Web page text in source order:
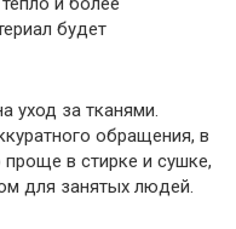
будет
уход за тканями.
обращения, в
проще в стирке и сушке,
для занятых людей.